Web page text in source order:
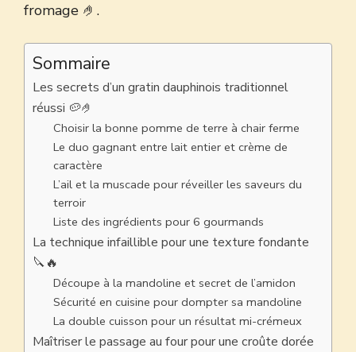
fromage 🤌.
Sommaire
Les secrets d’un gratin dauphinois traditionnel
réussi 🥔🤌
Choisir la bonne pomme de terre à chair ferme
Le duo gagnant entre lait entier et crème de
caractère
L’ail et la muscade pour réveiller les saveurs du
terroir
Liste des ingrédients pour 6 gourmands
La technique infaillible pour une texture fondante
🔪🔥
Découpe à la mandoline et secret de l’amidon
Sécurité en cuisine pour dompter sa mandoline
La double cuisson pour un résultat mi-crémeux
Maîtriser le passage au four pour une croûte dorée